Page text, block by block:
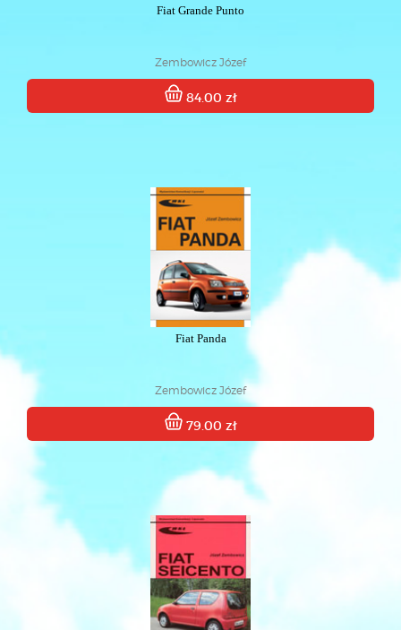
Fiat Grande Punto
Zembowicz Józef
84.00 zł
Fiat Panda
Zembowicz Józef
79.00 zł